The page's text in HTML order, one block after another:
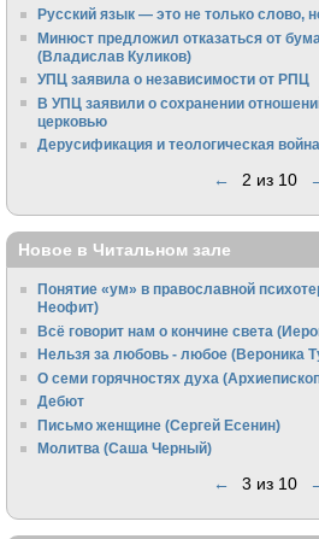
Русский язык — это не только слово,
Минюст предложил отказаться от
(Владислав Куликов)
УПЦ заявила о независимости от РПЦ
В УПЦ заявили о сохранении
церковью
Дерусификация и теологическая
← 2 из 10
Новое в Читальном зале
Понятие «ум» в православной
Неофит)
Всё говорит нам о кончине света
Нельзя за любовь - любое (Вероника
О семи горячностях духа
Дебют
Письмо женщине (Сергей Есенин)
Молитва (Саша Черный)
← 3 из 10